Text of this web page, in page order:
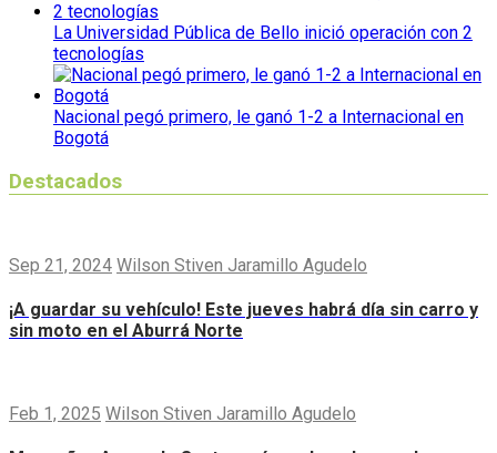
La Universidad Pública de Bello inició operación con 2
tecnologías
Nacional pegó primero, le ganó 1-2 a Internacional en
Bogotá
Destacados
Sep 21, 2024 Wilson Stiven Jaramillo Agudelo
¡A guardar su vehículo! Este jueves habrá día sin carro y
sin moto en el Aburrá Norte
Feb 1, 2025 Wilson Stiven Jaramillo Agudelo